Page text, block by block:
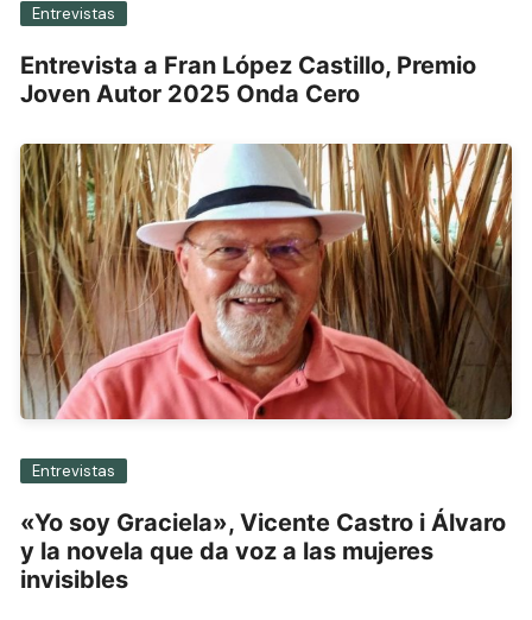
Entrevistas
Entrevista a Fran López Castillo, Premio
Joven Autor 2025 Onda Cero
Entrevistas
«Yo soy Graciela», Vicente Castro i Álvaro
y la novela que da voz a las mujeres
invisibles